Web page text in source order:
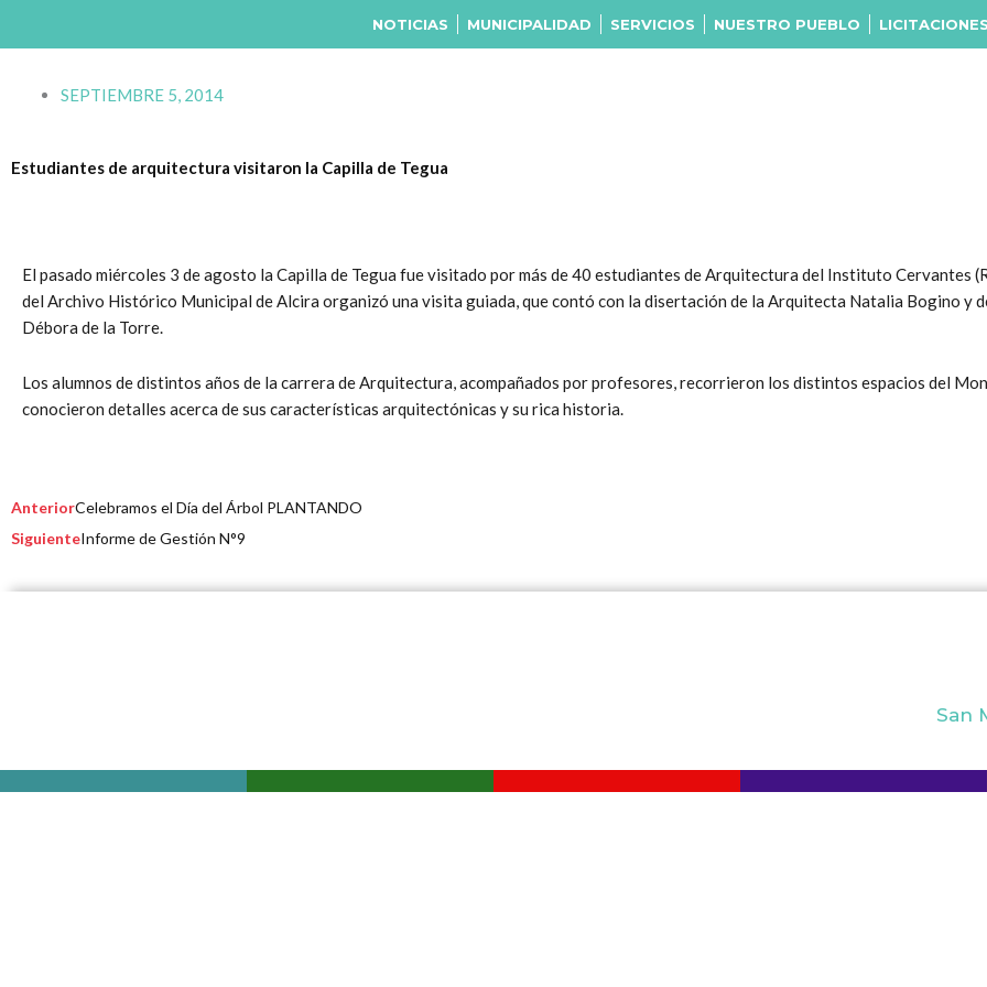
NOTICIAS MUNICIPALIDAD SERVICIOS NUESTRO PUEBLO LICITACIONES
SEPTIEMBRE 5, 2014
Estudiantes de arquitectura visitaron la Capilla de Tegua
El pasado miércoles 3 de agosto la Capilla de Tegua fue visitado por más de 40 estudiantes de Arquitectura del Instituto Cervantes
del Archivo Histórico Municipal de Alcira organizó una visita guiada, que contó con la disertación de la Arquitecta Natalia Bogino y
Débora de la Torre.
Los alumnos de distintos años de la carrera de Arquitectura, acompañados por profesores, recorrieron los distintos espacios del
conocieron detalles acerca de sus características arquitectónicas y su rica historia.
Prev
AnteriorCelebramos el Día del Árbol PLANTANDO
SiguienteInforme de Gestión N°9
Next
San